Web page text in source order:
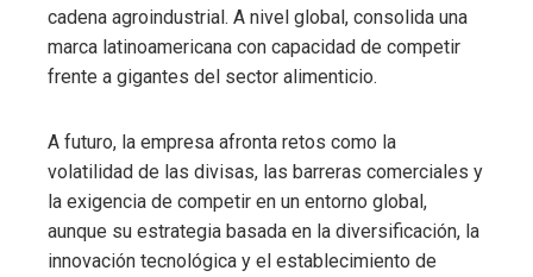
cadena agroindustrial. A nivel global, consolida una
marca latinoamericana con capacidad de competir
frente a gigantes del sector alimenticio.
A futuro, la empresa afronta retos como la
volatilidad de las divisas, las barreras comerciales y
la exigencia de competir en un entorno global,
aunque su estrategia basada en la diversificación, la
innovación tecnológica y el establecimiento de